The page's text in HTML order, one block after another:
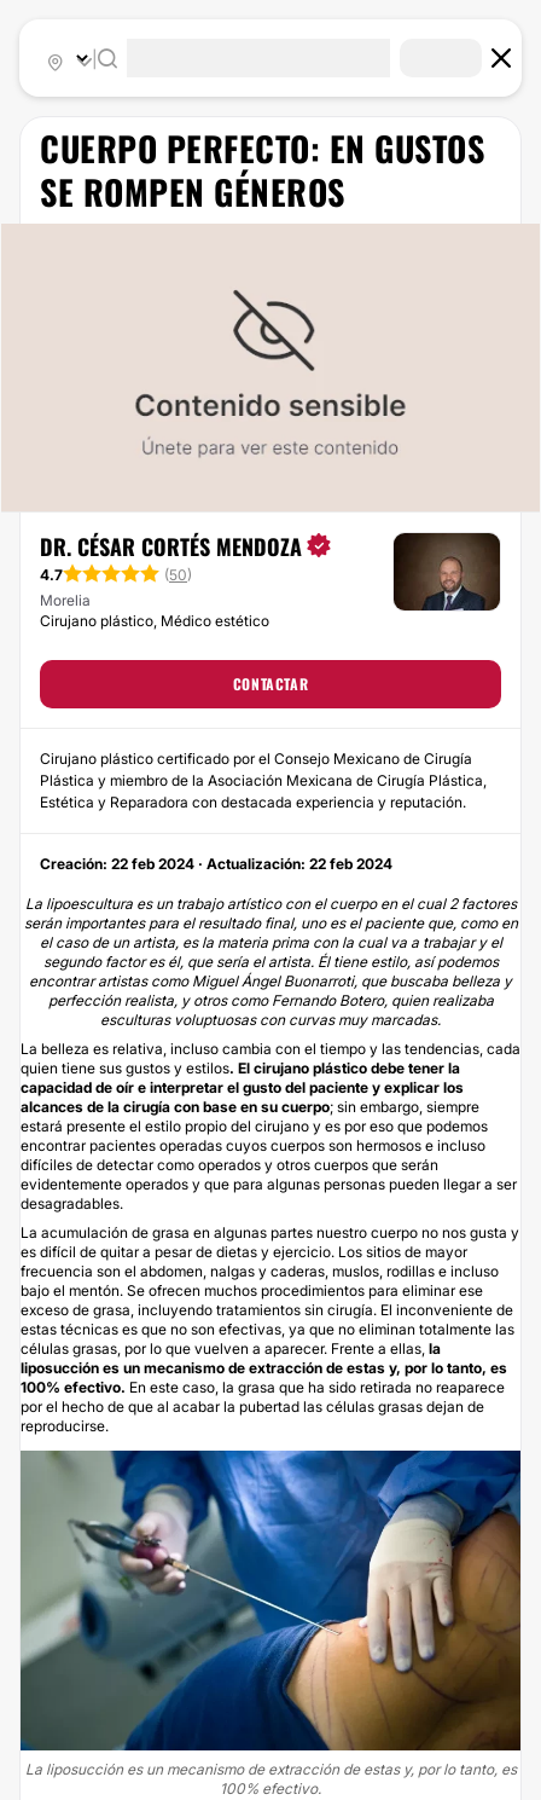
CUERPO PERFECTO: EN GUSTOS
SE ROMPEN GÉNEROS
DR. CÉSAR CORTÉS MENDOZA
4.7 (50)
Morelia
Cirujano plástico, Médico estético
CONTACTAR
Cirujano plástico certificado por el Consejo Mexicano de Cirugía
Plástica y miembro de la Asociación Mexicana de Cirugía Plástica,
Estética y Reparadora con destacada experiencia y reputación.
Creación: 22 feb 2024 · Actualización: 22 feb 2024
La lipoescultura es un trabajo artístico con el cuerpo en el cual 2 factores
serán importantes para el resultado final, uno es el paciente que, como en
el caso de un artista, es la materia prima con la cual va a trabajar y el
segundo factor es él, que sería el artista. Él tiene estilo, así podemos
encontrar artistas como Miguel Ángel Buonarroti, que buscaba belleza y
perfección realista, y otros como Fernando Botero, quien realizaba
esculturas voluptuosas con curvas muy marcadas.
La belleza es relativa, incluso cambia con el tiempo y las tendencias, cada
quien tiene sus gustos y estilos. El cirujano plástico debe tener la
capacidad de oír e interpretar el gusto del paciente y explicar los
alcances de la cirugía con base en su cuerpo; sin embargo, siempre
estará presente el estilo propio del cirujano y es por eso que podemos
encontrar pacientes operadas cuyos cuerpos son hermosos e incluso
difíciles de detectar como operados y otros cuerpos que serán
evidentemente operados y que para algunas personas pueden llegar a ser
desagradables.
La acumulación de grasa en algunas partes nuestro cuerpo no nos gusta y
es difícil de quitar a pesar de dietas y ejercicio. Los sitios de mayor
frecuencia son el abdomen, nalgas y caderas, muslos, rodillas e incluso
bajo el mentón. Se ofrecen muchos procedimientos para eliminar ese
exceso de grasa, incluyendo tratamientos sin cirugía. El inconveniente de
estas técnicas es que no son efectivas, ya que no eliminan totalmente las
células grasas, por lo que vuelven a aparecer. Frente a ellas, la
liposucción es un mecanismo de extracción de estas y, por lo tanto, es
100% efectivo. En este caso, la grasa que ha sido retirada no reaparece
por el hecho de que al acabar la pubertad las células grasas dejan de
reproducirse.
La liposucción es un mecanismo de extracción de estas y, por lo tanto, es
100% efectivo.